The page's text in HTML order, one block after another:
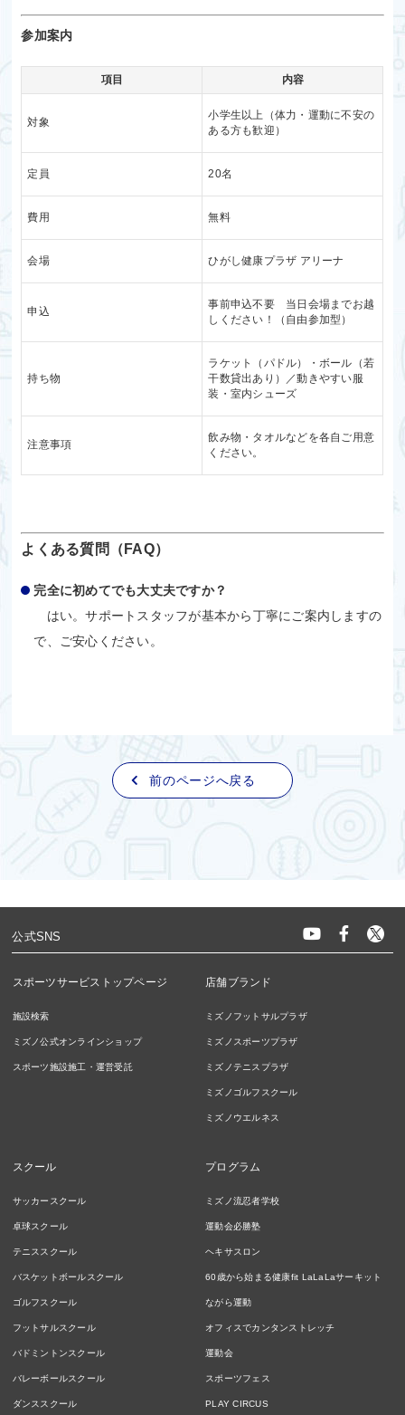
参加案内
項目 内容
対象
小学生以上（体力・運動に不安の
ある方も歓迎）
定員 20名
費用 無料
会場 ひがし健康プラザ アリーナ
申込
事前申込不要 当日会場までお越
しください！（自由参加型）
持ち物
ラケット（パドル）・ボール（若
干数貸出あり）／動きやすい服
装・室内シューズ
注意事項
飲み物・タオルなどを各自ご用意
ください。
よくある質問（FAQ）
完全に初めてでも大丈夫ですか？
はい。サポートスタッフが基本から丁寧にご案内しますの
で、ご安心ください。
前のページへ戻る
公式SNS
スポーツサービストップページ
施設検索
ミズノ公式オンラインショップ
スポーツ施設施工・運営受託
店舗ブランド
ミズノフットサルプラザ
ミズノスポーツプラザ
ミズノテニスプラザ
ミズノゴルフスクール
ミズノウエルネス
スクール
サッカースクール
卓球スクール
テニススクール
バスケットボールスクール
ゴルフスクール
フットサルスクール
バドミントンスクール
バレーボールスクール
ダンススクール
プログラム
ミズノ流忍者学校
運動会必勝塾
ヘキサスロン
60歳から始まる健康fit LaLaLaサーキット
ながら運動
オフィスでカンタンストレッチ
運動会
スポーツフェス
PLAY CIRCUS